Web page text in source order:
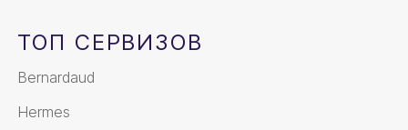
ТОП СЕРВИЗОВ
Bernardaud
Hermes